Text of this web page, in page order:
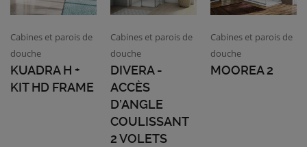
Cabines et parois de
douche
KUADRA H +
KIT HD FRAME
Cabines et parois de
douche
DIVERA -
ACCÈS
D’ANGLE
COULISSANT
2 VOLETS
Cabines et parois de
douche
MOOREA 2